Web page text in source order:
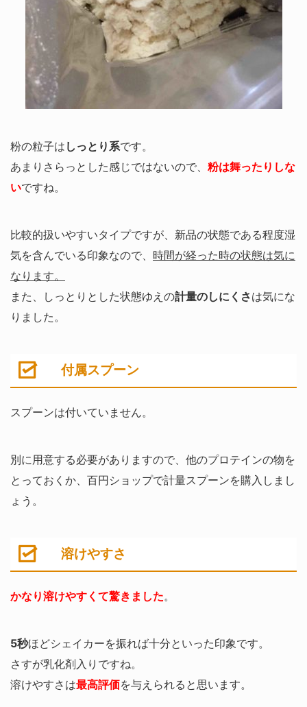
粉の粒子は しっとり系です。
あまりさらっとした感じではないので、 粉は舞ったりしな
いですね。
比較的扱いやすいタイプですが、新品の状態である程度湿
気を含んでいる印象なので、 時間が経った時の状態は気に
なります。
また、しっとりとした状態ゆえの計量のしにくさは気にな
りました。
付属スプーン
スプーンは付いていません。
別に用意する必要がありますので、他のプロテインの物を
とっておくか、百円ショップで計量スプーンを購入しまし
ょう。
溶けやすさ
かなり溶けやすくて驚きました。
5秒ほどシェイカーを振れば十分といった印象です。
さすが乳化剤入りですね。
溶けやすさは最高評価を与えられると思います。